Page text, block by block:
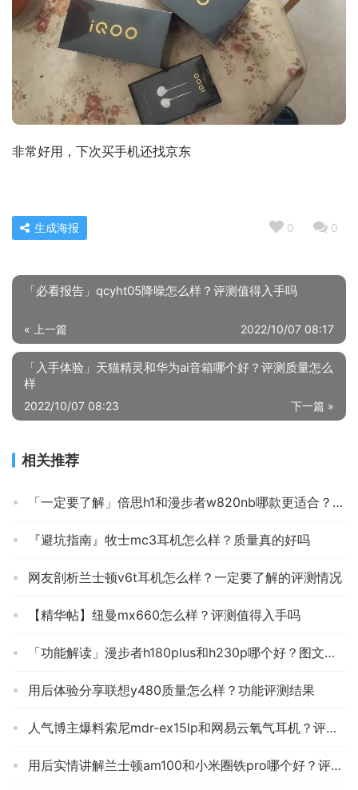
非常好用，下次买手机还找京东
0 0
生成海报
「必看报告」qcyht05降噪怎么样？评测值得入手吗
« 上一篇 2022/10/07 08:17
「入手体验」天猫精灵和华为ai音箱哪个好？评测质量怎么
样
下一篇 »
2022/10/07 08:23
相关推荐
「一定要了解」倍思h1和漫步者w820nb哪款更适合？评测质量好不好
『避坑指南』牧士mc3耳机怎么样？质量真的好吗
网友剖析兰士顿v6t耳机怎么样？一定要了解的评测情况
【精华帖】纽曼mx660怎么样？评测值得入手吗
「功能解读」漫步者h180plus和h230p哪个好？图文爆料分析
用后体验分享联想y480质量怎么样？功能评测结果
人气博主爆料索尼mdr-ex15lp和网易云氧气耳机？评测性价比高吗
用后实情讲解兰士顿am100和小米圈铁pro哪个好？评测教你怎么选